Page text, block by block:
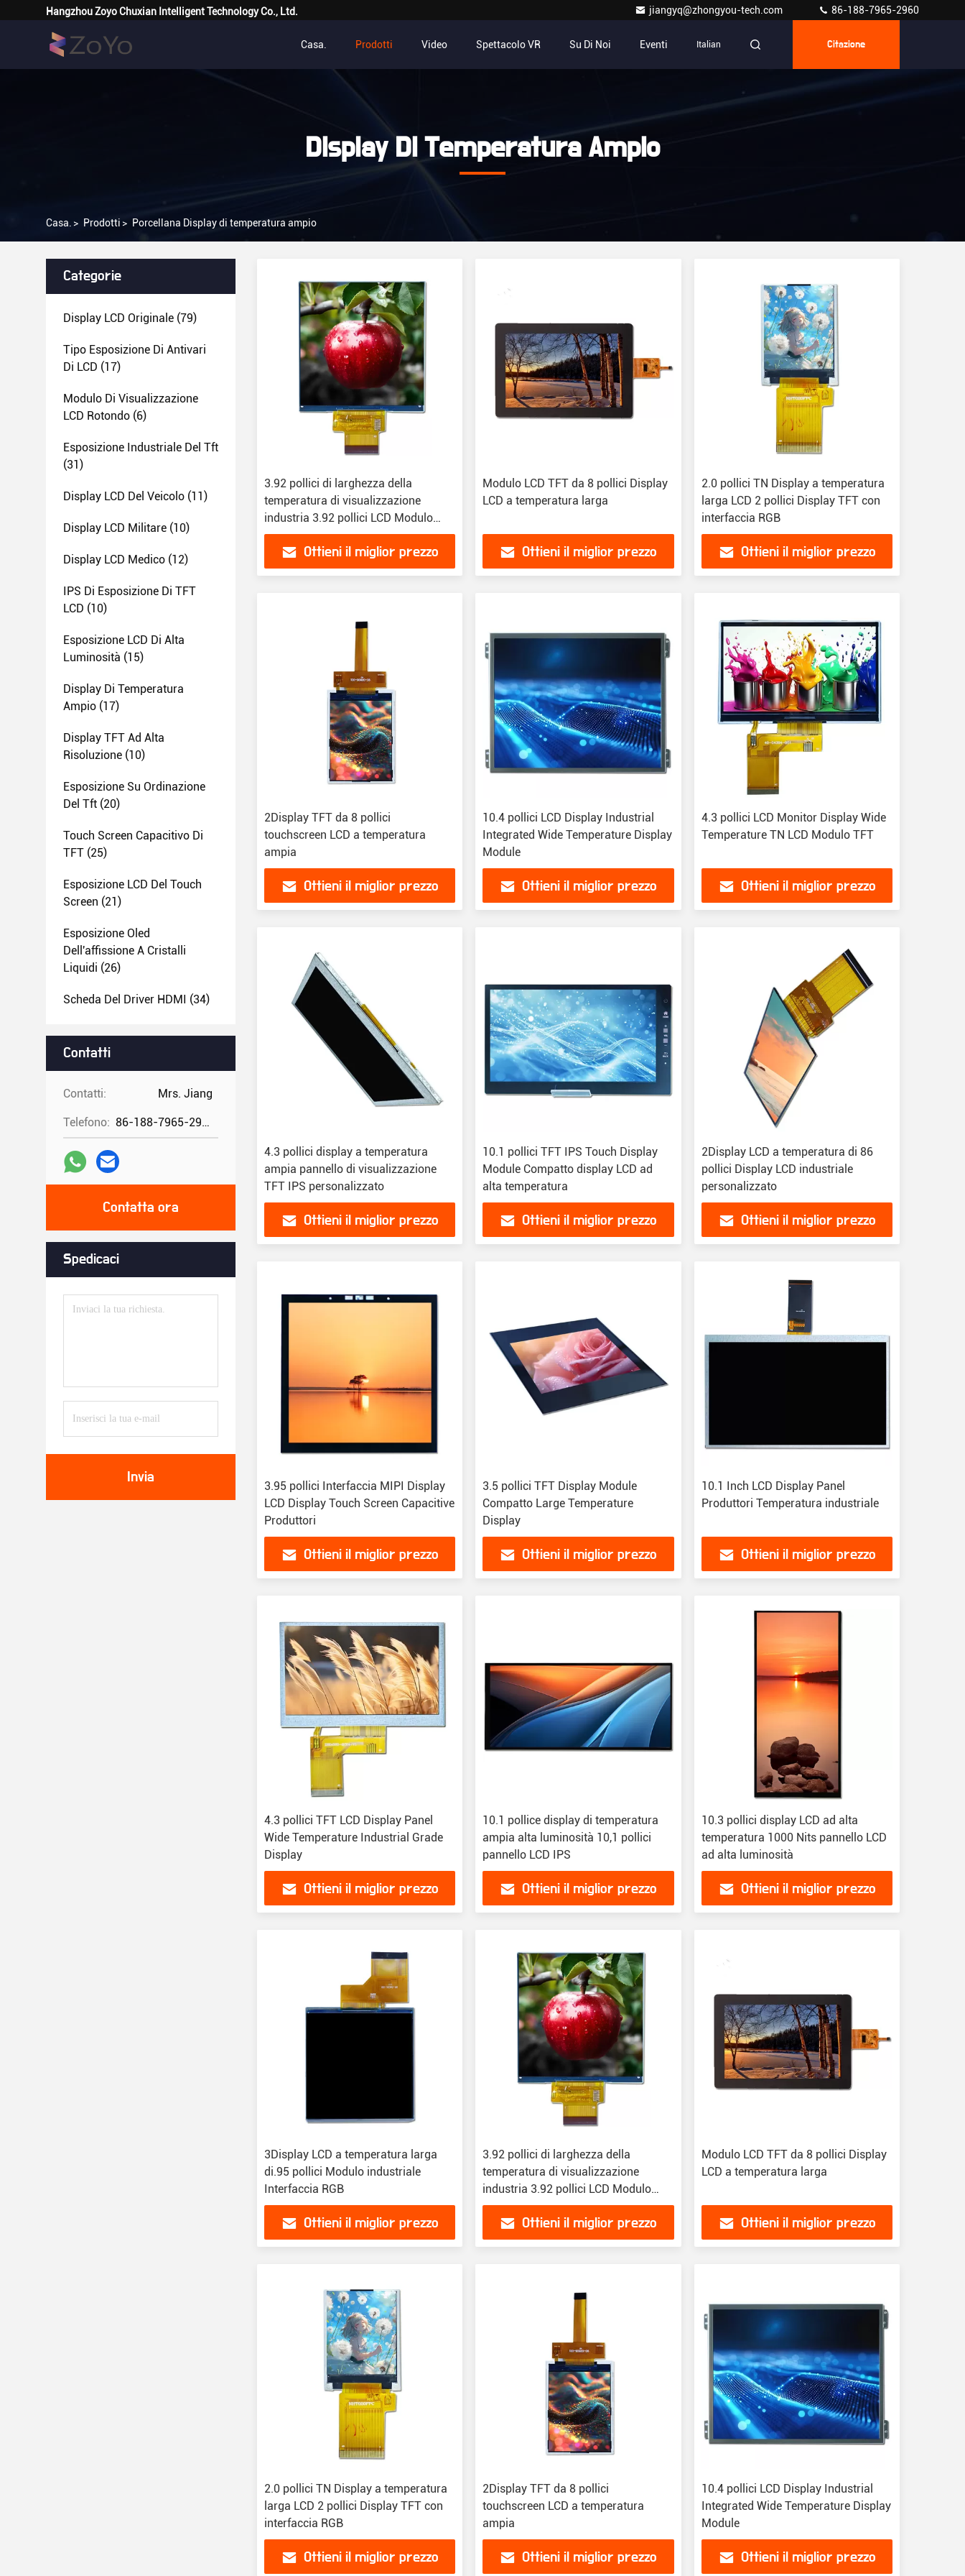
Hangzhou Zoyo Chuxian Intelligent Technology Co., Ltd. jiangyq@zhongyou-tech.com 86-188-7965-2960
Casa. Prodotti Video Spettacolo VR Su Di Noi Eventi Italian Citazione
Display Di Temperatura Ampio
Casa. > Prodotti > Porcellana Display di temperatura ampio
Categorie
Display LCD Originale (79)
Tipo Esposizione Di Antivari
Di LCD (17)
Modulo Di Visualizzazione
LCD Rotondo (6)
Esposizione Industriale Del Tft
(31)
Display LCD Del Veicolo (11)
Display LCD Militare (10)
Display LCD Medico (12)
IPS Di Esposizione Di TFT
LCD (10)
Esposizione LCD Di Alta
Luminosità (15)
Display Di Temperatura
Ampio (17)
Display TFT Ad Alta
Risoluzione (10)
Esposizione Su Ordinazione
Del Tft (20)
Touch Screen Capacitivo Di
TFT (25)
Esposizione LCD Del Touch
Screen (21)
Esposizione Oled
Dell'affissione A Cristalli
Liquidi (26)
Scheda Del Driver HDMI (34)
Contatti
Contatti: Mrs. Jiang
Telefono: 86-188-7965-2960
Contatta ora
Spedicaci
Invia
3.92 pollici di larghezza della
temperatura di visualizzazione
industria 3.92 pollici LCD Modulo
TFT
Ottieni il miglior prezzo
Modulo LCD TFT da 8 pollici Display
LCD a temperatura larga
Ottieni il miglior prezzo
2.0 pollici TN Display a temperatura
larga LCD 2 pollici Display TFT con
interfaccia RGB
Ottieni il miglior prezzo
2Display TFT da 8 pollici
touchscreen LCD a temperatura
ampia
Ottieni il miglior prezzo
10.4 pollici LCD Display Industrial
Integrated Wide Temperature Display
Module
Ottieni il miglior prezzo
4.3 pollici LCD Monitor Display Wide
Temperature TN LCD Modulo TFT
Ottieni il miglior prezzo
4.3 pollici display a temperatura
ampia pannello di visualizzazione
TFT IPS personalizzato
Ottieni il miglior prezzo
10.1 pollici TFT IPS Touch Display
Module Compatto display LCD ad
alta temperatura
Ottieni il miglior prezzo
2Display LCD a temperatura di 86
pollici Display LCD industriale
personalizzato
Ottieni il miglior prezzo
3.95 pollici Interfaccia MIPI Display
LCD Display Touch Screen Capacitive
Produttori
Ottieni il miglior prezzo
3.5 pollici TFT Display Module
Compatto Large Temperature
Display
Ottieni il miglior prezzo
10.1 Inch LCD Display Panel
Produttori Temperatura industriale
Ottieni il miglior prezzo
4.3 pollici TFT LCD Display Panel
Wide Temperature Industrial Grade
Display
Ottieni il miglior prezzo
10.1 pollice display di temperatura
ampia alta luminosità 10,1 pollici
pannello LCD IPS
Ottieni il miglior prezzo
10.3 pollici display LCD ad alta
temperatura 1000 Nits pannello LCD
ad alta luminosità
Ottieni il miglior prezzo
3Display LCD a temperatura larga
di.95 pollici Modulo industriale
Interfaccia RGB
Ottieni il miglior prezzo
3.92 pollici di larghezza della
temperatura di visualizzazione
industria 3.92 pollici LCD Modulo
TFT
Ottieni il miglior prezzo
Modulo LCD TFT da 8 pollici Display
LCD a temperatura larga
Ottieni il miglior prezzo
2.0 pollici TN Display a temperatura
larga LCD 2 pollici Display TFT con
interfaccia RGB
Ottieni il miglior prezzo
2Display TFT da 8 pollici
touchscreen LCD a temperatura
ampia
Ottieni il miglior prezzo
10.4 pollici LCD Display Industrial
Integrated Wide Temperature Display
Module
Ottieni il miglior prezzo